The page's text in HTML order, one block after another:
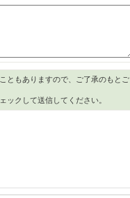
ともありますので、ご了承のもとご
ックして送信してください。